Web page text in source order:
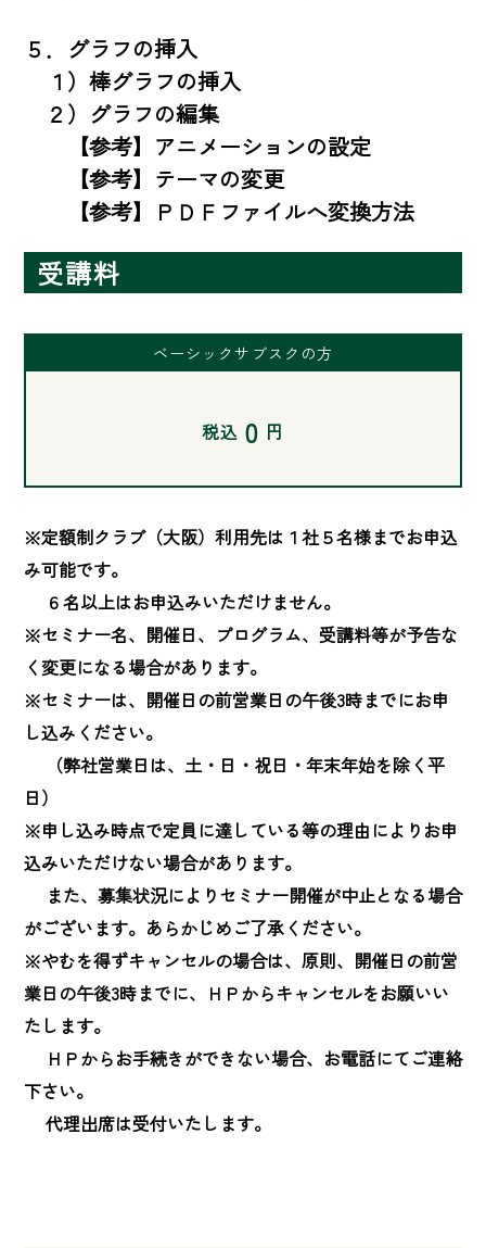
５．グラフの挿入
１）棒グラフの挿入
２）グラフの編集
【参考】アニメーションの設定
【参考】テーマの変更
【参考】ＰＤＦファイルへ変換方法
受講料
ベーシックサブスクの方
税込 0 円
※定額制クラブ（大阪）利用先は１社５名様までお申込
み可能です。
６名以上はお申込みいただけません。
※セミナー名、開催日、プログラム、受講料等が予告な
く変更になる場合があります。
※セミナーは、開催日の前営業日の午後3時までにお申
し込みください。
（弊社営業日は、土・日・祝日・年末年始を除く平
日）
※申し込み時点で定員に達している等の理由によりお申
込みいただけない場合があります。
また、募集状況によりセミナー開催が中止となる場合
がございます。あらかじめご了承ください。
※やむを得ずキャンセルの場合は、原則、開催日の前営
業日の午後3時までに、ＨＰからキャンセルをお願いい
たします。
ＨＰからお手続きができない場合、お電話にてご連絡
下さい。
代理出席は受付いたします。